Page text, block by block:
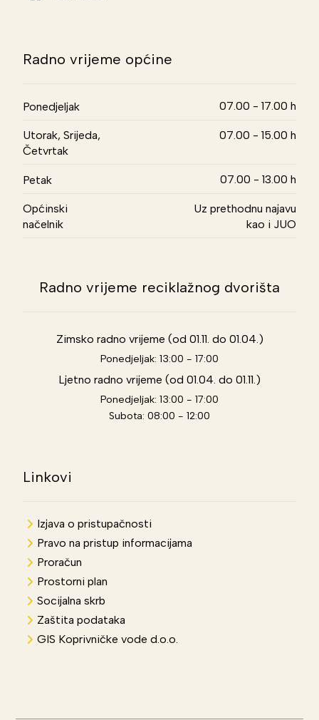
Radno vrijeme općine
Ponedjeljak 07.00 - 17.00 h
Utorak, Srijeda,
Četvrtak
07.00 - 15.00 h
Petak 07.00 - 13.00 h
Općinski
načelnik
Uz prethodnu najavu
kao i JUO
Radno vrijeme reciklažnog dvorišta
Zimsko radno vrijeme (od 01.11. do 01.04.)
Ponedjeljak: 13:00 - 17:00
Ljetno radno vrijeme (od 01.04. do 01.11.)
Ponedjeljak: 13:00 - 17:00
Subota: 08:00 - 12:00
Linkovi
Izjava o pristupačnosti
Pravo na pristup informacijama
Proračun
Prostorni plan
Socijalna skrb
Zaštita podataka
GIS Koprivničke vode d.o.o.